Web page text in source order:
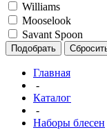
Williams
Mooselook
Savant Spoon
Подобрать
Главная
-
Каталог
-
Наборы блесен